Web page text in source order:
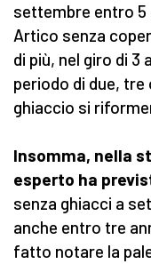
settembre entro 5
Artico senza
di più, nel giro di 3
periodo di due,
ghiaccio si
Insomma, nella
esperto ha
senza ghiacci a
anche entro tre
fatto notare la